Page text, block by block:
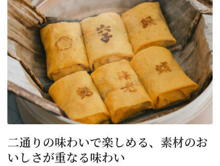
二通りの味わいで楽しめる、素材のお
いしさが重なる味わい